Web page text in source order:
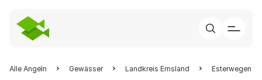
Alle Angeln Gewässer Landkreis Emsland Esterwegen